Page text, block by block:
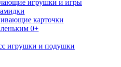
игрушки и игры
карточки
0+
игрушки и подушки